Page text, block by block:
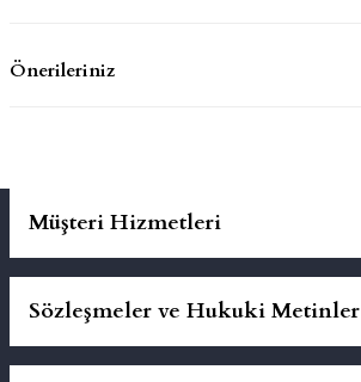
Önerileriniz
Müşteri Hizmetleri
Sözleşmeler ve Hukuki Metinler